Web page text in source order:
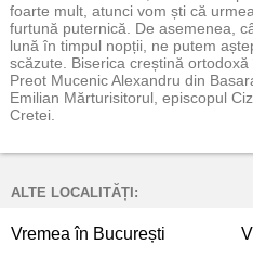
foarte mult, atunci vom ști că
furtună puternică. De asemenea,
lună în timpul nopții, ne putem
scăzute. Biserica creștină
Preot Mucenic Alexandru din
Emilian Mărturisitorul, episcopul
Cretei.
ALTE LOCALITĂȚI:
Vremea în București